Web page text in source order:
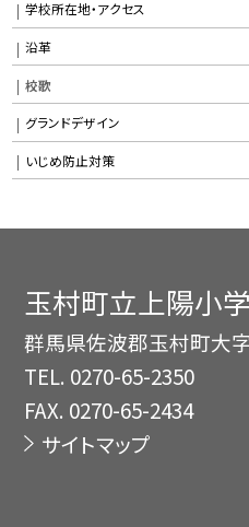
学校所在地・アクセス
沿革
校歌
グランドデザイン
いじめ防止対策
玉村町立上陽小
群馬県佐波郡玉村町大
TEL. 0270-65-2350
FAX. 0270-65-2434
サイトマップ